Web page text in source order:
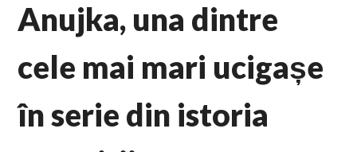
Anujka, una dintre
cele mai mari ucigașe
în serie din istoria